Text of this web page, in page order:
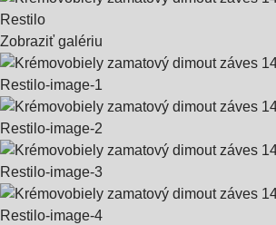
Zobraziť galériu